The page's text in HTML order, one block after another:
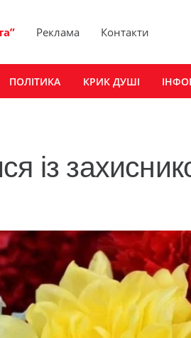
Реклама Контакти
ПОЛІТИКА КРИК ДУШІ
із